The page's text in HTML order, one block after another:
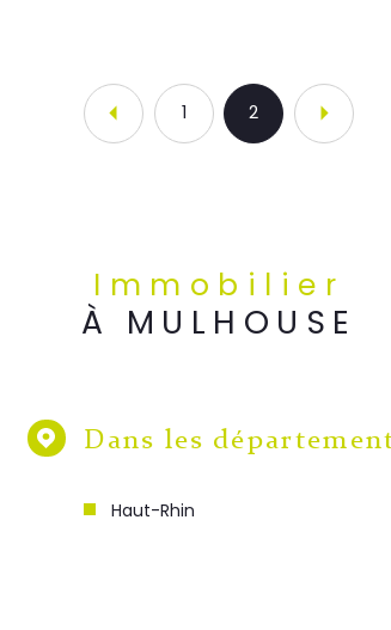
1 2
Immobilier
À MULHOUSE
Dans les
Haut-Rhin